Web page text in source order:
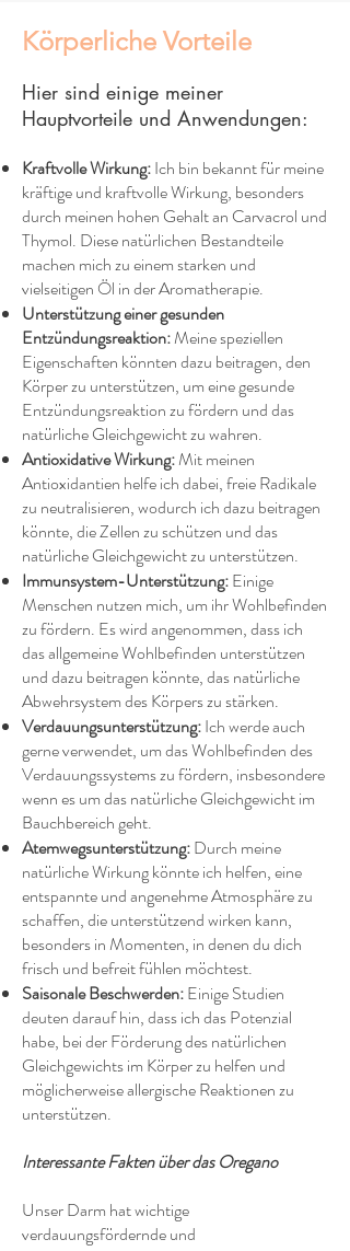
Körperliche Vorteile
Hier sind einige meiner
Hauptvorteile und Anwendungen:
Kraftvolle Wirkung:Ich bin bekannt für meine
kräftige und kraftvolle Wirkung, besonders
durch meinen hohen Gehalt an Carvacrol und
Thymol. Diese natürlichen Bestandteile
machen mich zu einem starken und
vielseitigen Öl in der Aromatherapie.
Unterstützung einer gesunden
Entzündungsreaktion:Meine speziellen
Eigenschaften könnten dazu beitragen, den
Körper zu unterstützen, um eine gesunde
Entzündungsreaktion zu fördern und das
natürliche Gleichgewicht zu wahren.
Antioxidative Wirkung:Mit meinen
Antioxidantien helfe ich dabei, freie Radikale
zu neutralisieren, wodurch ich dazu beitragen
könnte, die Zellen zu schützen und das
natürliche Gleichgewicht zu unterstützen.
Immunsystem-Unterstützung:Einige
Menschen nutzen mich, um ihr Wohlbefinden
zu fördern. Es wird angenommen, dass ich
das allgemeine Wohlbefinden unterstützen
und dazu beitragen könnte, das natürliche
Abwehrsystem des Körpers zu stärken.
Verdauungsunterstützung:Ich werde auch
gerne verwendet, um das Wohlbefinden des
Verdauungssystems zu fördern, insbesondere
wenn es um das natürliche Gleichgewicht im
Bauchbereich geht.
Atemwegsunterstützung:Durch meine
natürliche Wirkung könnte ich helfen, eine
entspannte und angenehme Atmosphäre zu
schaffen, die unterstützend wirken kann,
besonders in Momenten, in denen du dich
frisch und befreit fühlen möchtest.
Saisonale Beschwerden:Einige Studien
deuten darauf hin, dass ich das Potenzial
habe, bei der Förderung des natürlichen
Gleichgewichts im Körper zu helfen und
möglicherweise allergische Reaktionen zu
unterstützen.
Interessante Fakten über das Oregano
Unser Darm hat wichtige
verdauungsfördernde und